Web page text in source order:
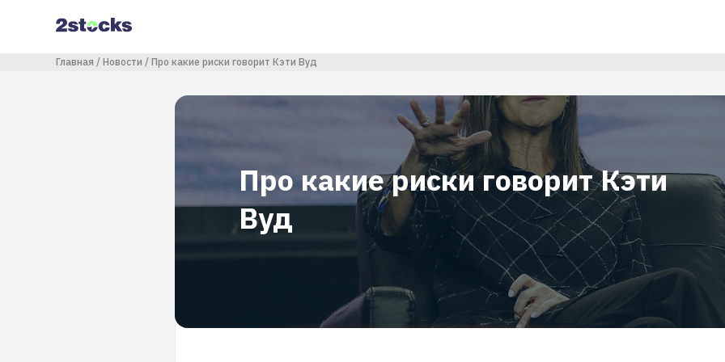
содержанию
Строка навигации
Главная Новости Про какие риски говорит Кэти Вуд
Про какие риски говорит Кэти
Вуд